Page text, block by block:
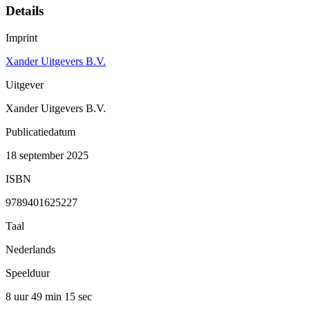
Details
Imprint
Xander Uitgevers B.V.
Uitgever
Xander Uitgevers B.V.
Publicatiedatum
18 september 2025
ISBN
9789401625227
Taal
Nederlands
Speelduur
8 uur 49 min 15 sec